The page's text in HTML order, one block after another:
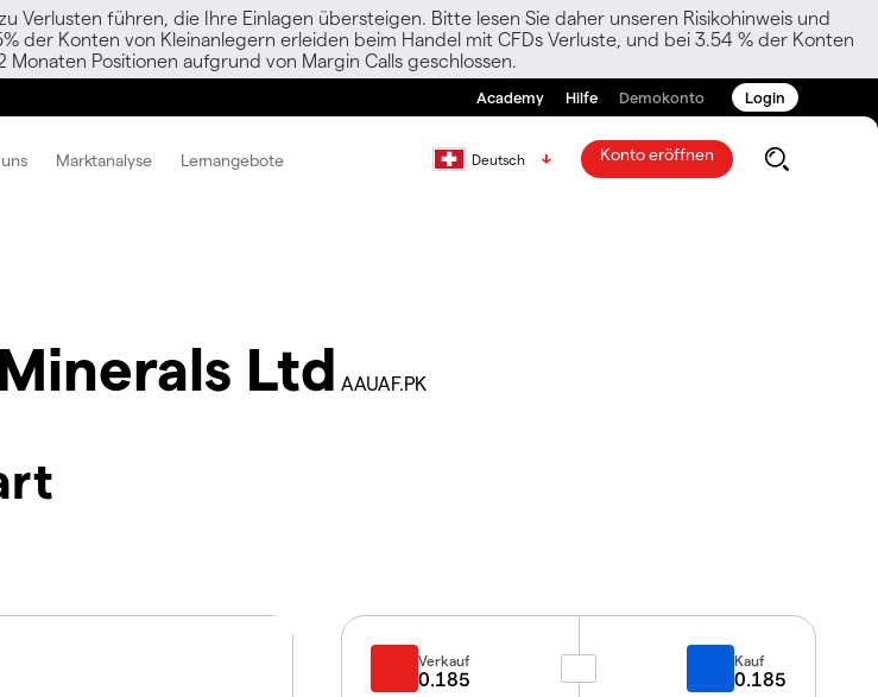
führen, die Ihre Einlagen übersteigen. Bitte lesen Sie daher unseren Risikohinweis und
der Konten von Kleinanlegern erleiden beim Handel mit CFDs Verluste, und bei 3.54 % der Konten
Positionen aufgrund von Margin Calls geschlossen.
Academy Hilfe Demokonto Login
Marktanalyse Lernangebote Deutsch Konto eröffnen
Ltd AAUAF.PK
Verkauf
0.185
Kauf
0.185